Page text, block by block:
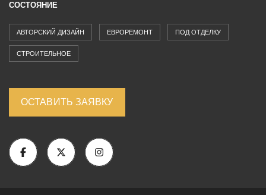
СОСТОЯНИЕ
АВТОРСКИЙ ДИЗАЙН ЕВРОРЕМОНТ ПОД ОТДЕЛКУ
СТРОИТЕЛЬНОЕ
ОСТАВИТЬ ЗАЯВКУ